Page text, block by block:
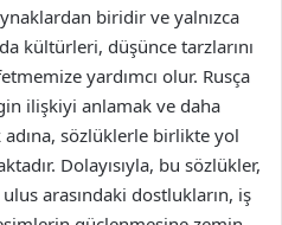
biridir ve yalnızca
kültürleri, düşünce tarzlarını
yardımcı olur. Rusça
ilişkiyi anlamak ve daha
sözlüklerle birlikte yol
Dolayısıyla, bu sözlükler,
arasındaki dostlukların, iş